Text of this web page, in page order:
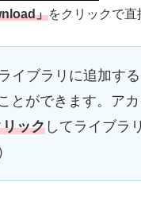
」をクリックで直
イブラリに追加す
とができます。ア
ック してライブラ